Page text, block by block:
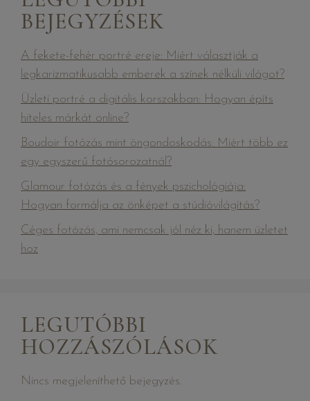
BEJEGYZÉSEK
A fekete-fehér portré ereje: Miért választják a
legkarizmatikusabb emberek a színek nélküli világot?
Üzleti portré a digitális korszakban: Hogyan építs
hiteles márkát online?
Boudoir fotózás mint öngondoskodás: Miért több ez
egy egyszerű fotósorozatnál?
Glamour fotózás és a fények pszichológiája:
Hogyan formálja az önképet a stúdióvilágítás?
Céges fotózás, ami nemcsak jól néz ki, hanem üzletet
hoz
LEGUTÓBBI
HOZZÁSZÓLÁSOK
Nincs megjeleníthető bejegyzés.